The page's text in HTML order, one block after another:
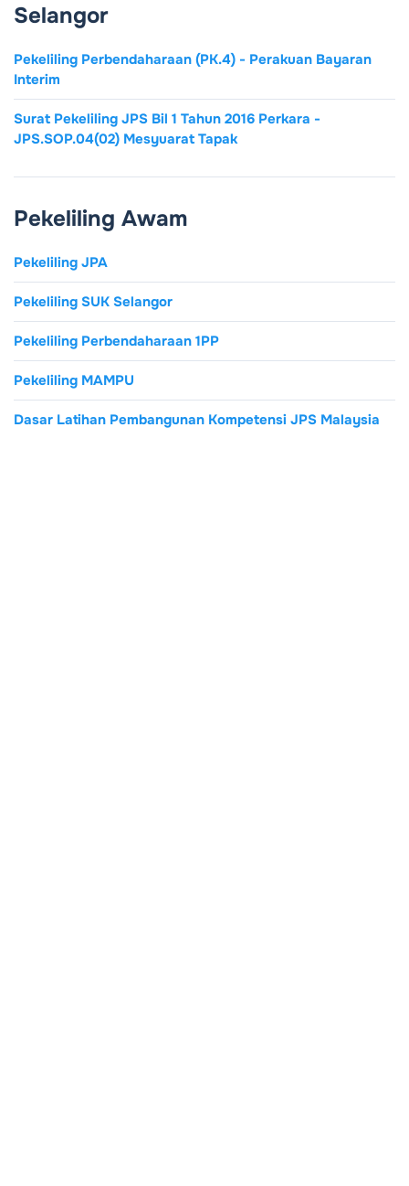
Selangor
Pekeliling Perbendaharaan (PK.4) - Perakuan Bayaran
Interim
Surat Pekeliling JPS Bil 1 Tahun 2016 Perkara -
JPS.SOP.04(02) Mesyuarat Tapak
Pekeliling Awam
Pekeliling JPA
Pekeliling SUK Selangor
Pekeliling Perbendaharaan 1PP
Pekeliling MAMPU
Dasar Latihan Pembangunan Kompetensi JPS Malaysia